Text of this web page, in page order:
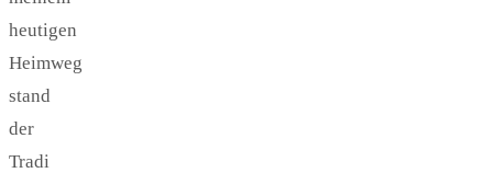
heutigen
Heimweg
stand
der
Tradi